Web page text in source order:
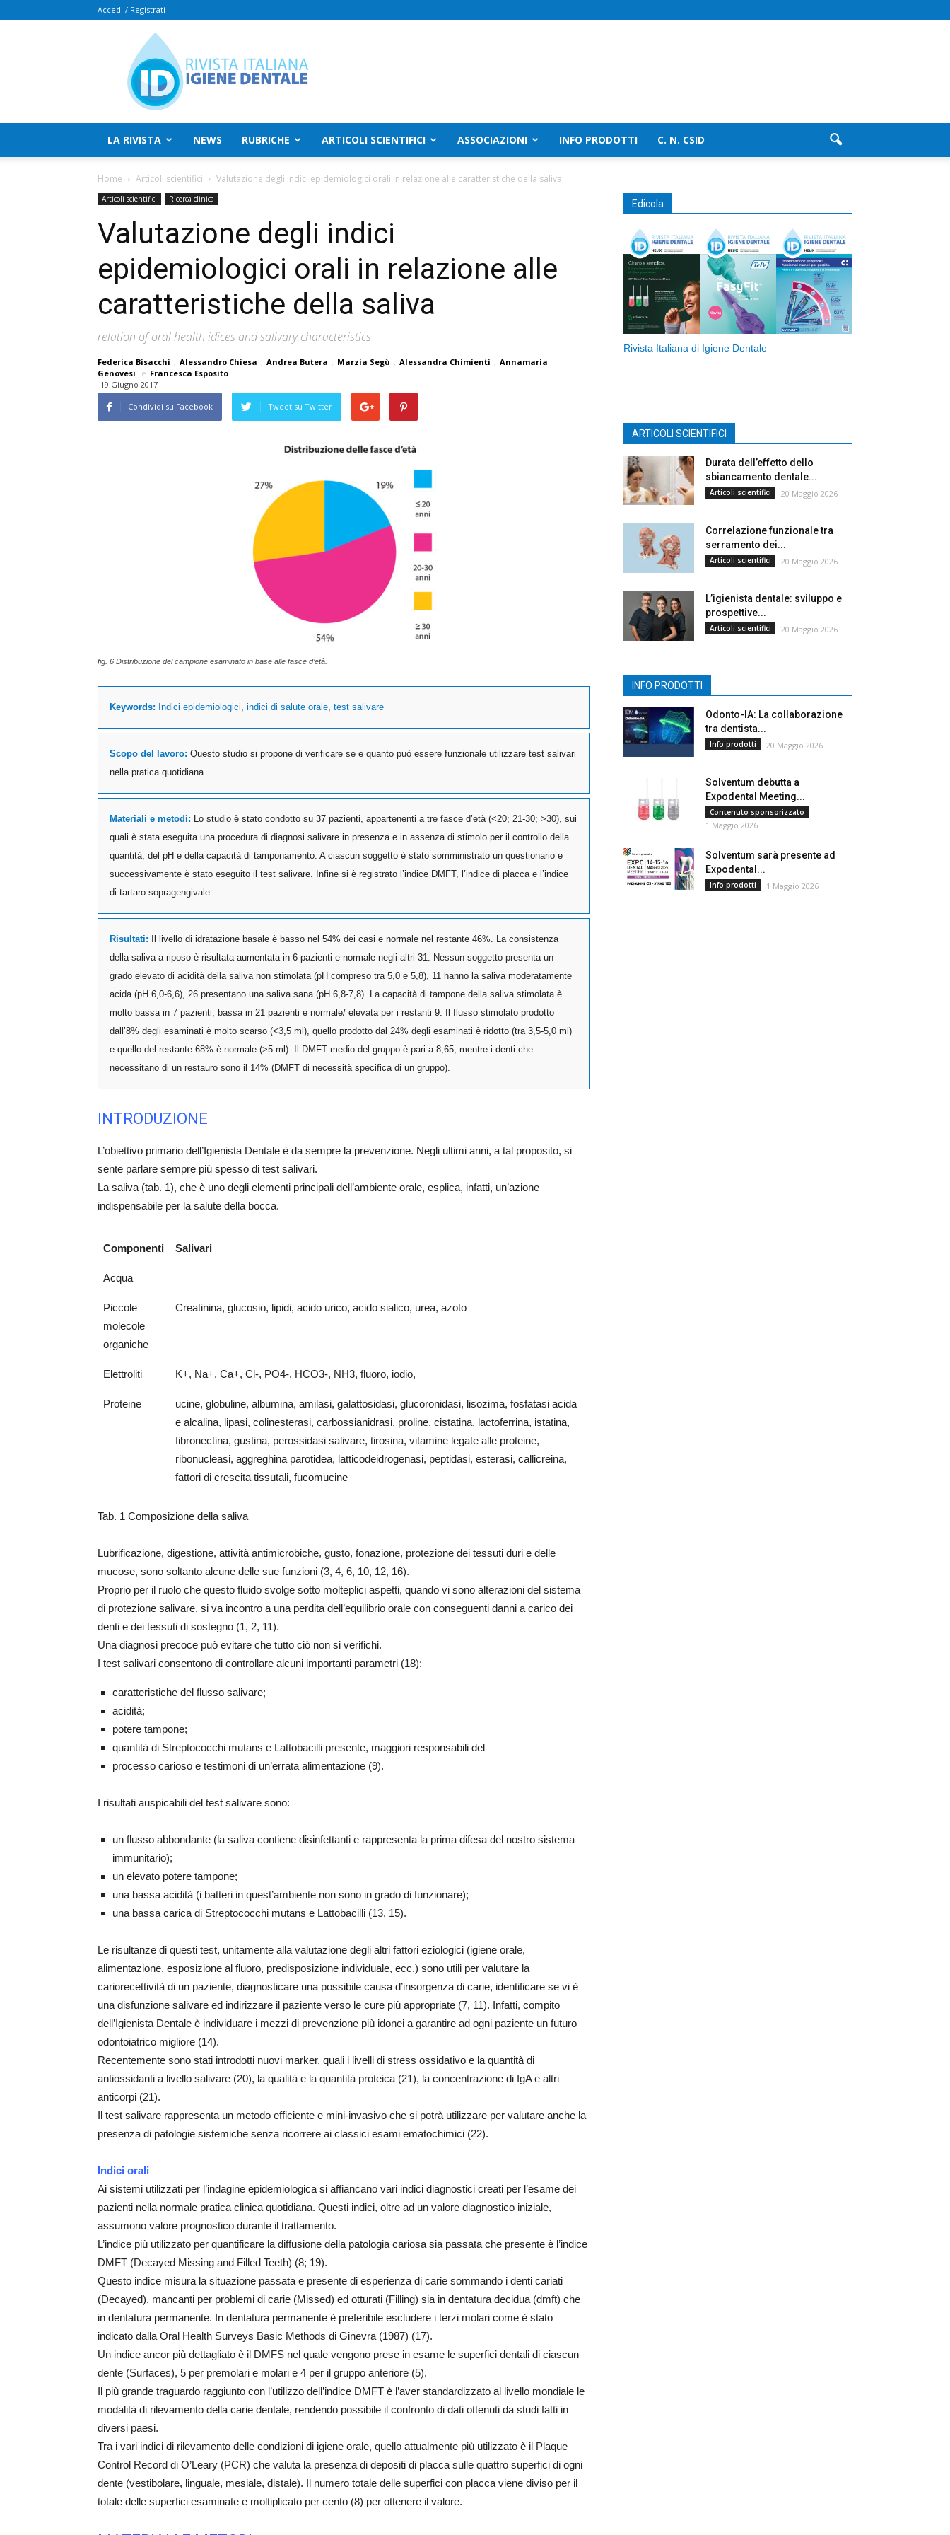
Accedi / Registrati
Rivista
Italiana
Igiene
Dentale
LA RIVISTA NEWS RUBRICHE ARTICOLI SCIENTIFICI ASSOCIAZIONI INFO PRODOTTI C. N. CSID
Home Articoli scientifici Valutazione degli indici epidemiologici orali in relazione alle caratteristiche della saliva
Articoli scientifici Ricerca clinica
Valutazione degli indici
epidemiologici orali in relazione alle
caratteristiche della saliva
relation of oral health idices and salivary characteristics
Federica Bisacchi , Alessandro Chiesa , Andrea Butera , Marzia Segù , Alessandra Chimienti , Annamaria
Genovesi
e Francesca Esposito
19 Giugno 2017
Condividi su Facebook Tweet su Twitter
fig. 6 Distribuzione del campione esaminato in base alle fasce d’età.
Keywords: Indici epidemiologici, indici di salute orale, test salivare
Scopo del lavoro: Questo studio si propone di verificare se e quanto può essere funzionale utilizzare test salivari
nella pratica quotidiana.
Materiali e metodi: Lo studio è stato condotto su 37 pazienti, appartenenti a tre fasce d’età (<20; 21-30; >30), sui
quali è stata eseguita una procedura di diagnosi salivare in presenza e in assenza di stimolo per il controllo della
quantità, del pH e della capacità di tamponamento. A ciascun soggetto è stato somministrato un questionario e
successivamente è stato eseguito il test salivare. Infine si è registrato l’indice DMFT, l’indice di placca e l’indice
di tartaro sopragengivale.
Risultati:
Il livello di idratazione basale è basso nel 54% dei casi e normale nel restante 46%. La consistenza
della saliva a riposo è risultata aumentata in 6 pazienti e normale negli altri 31. Nessun soggetto presenta un
grado elevato di acidità della saliva non stimolata (pH compreso tra 5,0 e 5,8), 11 hanno la saliva moderatamente
acida (pH 6,0-6,6), 26 presentano una saliva sana (pH 6,8-7,8). La capacità di tampone della saliva stimolata è
molto bassa in 7 pazienti, bassa in 21 pazienti e normale/ elevata per i restanti 9. Il flusso stimolato prodotto
dall’8% degli esaminati è molto scarso (<3,5 ml), quello prodotto dal 24% degli esaminati è ridotto (tra 3,5-5,0 ml)
e quello del restante 68% è normale (>5 ml). Il DMFT medio del gruppo è pari a 8,65, mentre i denti che
necessitano di un restauro sono il 14% (DMFT di necessità specifica di un gruppo).
INTRODUZIONE
L’obiettivo primario dell’Igienista Dentale è da sempre la prevenzione. Negli ultimi anni, a tal proposito, si
sente parlare sempre più spesso di test salivari.
La saliva (tab. 1), che è uno degli elementi principali dell’ambiente orale, esplica, infatti, un’azione
indispensabile per la salute della bocca.
Componenti Salivari
Acqua
Piccole
molecole
organiche
Creatinina, glucosio, lipidi, acido urico, acido sialico, urea, azoto
Elettroliti K+, Na+, Ca+, Cl-, PO4-, HCO3-, NH3, fluoro, iodio,
Proteine
ucine, globuline, albumina, amilasi, galattosidasi, glucoronidasi, lisozima, fosfatasi acida
e alcalina, lipasi, colinesterasi, carbossianidrasi, proline, cistatina, lactoferrina, istatina,
fibronectina, gustina, perossidasi salivare, tirosina, vitamine legate alle proteine,
ribonucleasi, aggreghina parotidea, latticodeidrogenasi, peptidasi, esterasi, callicreina,
fattori di crescita tissutali, fucomucine
Tab. 1 Composizione della saliva
Lubrificazione, digestione, attività antimicrobiche, gusto, fonazione, protezione dei tessuti duri e delle
mucose, sono soltanto alcune delle sue funzioni (3, 4, 6, 10, 12, 16).
Proprio per il ruolo che questo fluido svolge sotto molteplici aspetti, quando vi sono alterazioni del sistema
di protezione salivare, si va incontro a una perdita dell’equilibrio orale con conseguenti danni a carico dei
denti e dei tessuti di sostegno (1, 2, 11).
Una diagnosi precoce può evitare che tutto ciò non si verifichi.
I test salivari consentono di controllare alcuni importanti parametri (18):
caratteristiche del flusso salivare;
acidità;
potere tampone;
quantità di Streptococchi mutans e Lattobacilli presente, maggiori responsabili del
processo carioso e testimoni di un’errata alimentazione (9).
I risultati auspicabili del test salivare sono:
un flusso abbondante (la saliva contiene disinfettanti e rappresenta la prima difesa del nostro sistema
immunitario);
un elevato potere tampone;
una bassa acidità (i batteri in quest’ambiente non sono in grado di funzionare);
una bassa carica di Streptococchi mutans e Lattobacilli (13, 15).
Le risultanze di questi test, unitamente alla valutazione degli altri fattori eziologici (igiene orale,
alimentazione, esposizione al fluoro, predisposizione individuale, ecc.) sono utili per valutare la
cariorecettività di un paziente, diagnosticare una possibile causa d’insorgenza di carie, identificare se vi è
una disfunzione salivare ed indirizzare il paziente verso le cure più appropriate (7, 11). Infatti, compito
dell’Igienista Dentale è individuare i mezzi di prevenzione più idonei a garantire ad ogni paziente un futuro
odontoiatrico migliore (14).
Recentemente sono stati introdotti nuovi marker, quali i livelli di stress ossidativo e la quantità di
antiossidanti a livello salivare (20), la qualità e la quantità proteica (21), la concentrazione di IgA e altri
anticorpi (21).
Il test salivare rappresenta un metodo efficiente e mini-invasivo che si potrà utilizzare per valutare anche la
presenza di patologie sistemiche senza ricorrere ai classici esami ematochimici (22).
Indici orali
Ai sistemi utilizzati per l’indagine epidemiologica si affiancano vari indici diagnostici creati per l’esame dei
pazienti nella normale pratica clinica quotidiana. Questi indici, oltre ad un valore diagnostico iniziale,
assumono valore prognostico durante il trattamento.
L’indice più utilizzato per quantificare la diffusione della patologia cariosa sia passata che presente è l’indice
DMFT (Decayed Missing and Filled Teeth) (8; 19).
Questo indice misura la situazione passata e presente di esperienza di carie sommando i denti cariati
(Decayed), mancanti per problemi di carie (Missed) ed otturati (Filling) sia in dentatura decidua (dmft) che
in dentatura permanente. In dentatura permanente è preferibile escludere i terzi molari come è stato
indicato dalla Oral Health Surveys Basic Methods di Ginevra (1987) (17).
Un indice ancor più dettagliato è il DMFS nel quale vengono prese in esame le superfici dentali di ciascun
dente (Surfaces), 5 per premolari e molari e 4 per il gruppo anteriore (5).
Il più grande traguardo raggiunto con l’utilizzo dell’indice DMFT è l’aver standardizzato al livello mondiale le
modalità di rilevamento della carie dentale, rendendo possibile il confronto di dati ottenuti da studi fatti in
diversi paesi.
Tra i vari indici di rilevamento delle condizioni di igiene orale, quello attualmente più utilizzato è il Plaque
Control Record di O’Leary (PCR) che valuta la presenza di depositi di placca sulle quattro superfici di ogni
dente (vestibolare, linguale, mesiale, distale). Il numero totale delle superfici con placca viene diviso per il
totale delle superfici esaminate e moltiplicato per cento (8) per ottenere il valore.
Edicola
Rivista Italiana di Igiene Dentale
ARTICOLI SCIENTIFICI
Durata dell’effetto dello
sbiancamento dentale...
Articoli scientifici 20 Maggio 2026
Correlazione funzionale tra
serramento dei...
Articoli scientifici 20 Maggio 2026
L’igienista dentale: sviluppo e
prospettive...
Articoli scientifici 20 Maggio 2026
INFO PRODOTTI
Odonto-IA: La collaborazione
tra dentista...
Info prodotti 20 Maggio 2026
Solventum debutta a
Expodental Meeting...
Contenuto sponsorizzato
1 Maggio 2026
Solventum sarà presente ad
Expodental...
Info prodotti 1 Maggio 2026